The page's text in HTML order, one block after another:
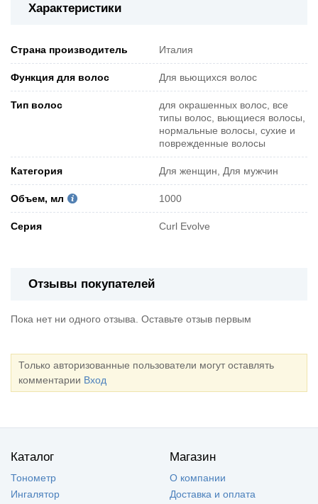
Характеристики
Страна производитель Италия
Функция для волос Для вьющихся волос
Тип волос
для окрашенных волос, все
типы волос, вьющиеся волосы,
нормальные волосы, сухие и
поврежденные волосы
Категория Для женщин, Для мужчин
Объем, мл 1000
Серия Curl Evolve
Отзывы покупателей
Пока нет ни одного отзыва. Оставьте отзыв первым
Только авторизованные пользователи могут оставлять
комментарии Вход
Каталог
Тонометр
Ингалятор
Магазин
О компании
Доставка и оплата